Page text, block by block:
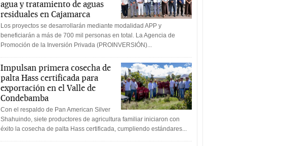
agua y tratamiento de aguas
residuales en Cajamarca
Los proyectos se desarrollarán mediante modalidad APP y
beneficiarán a más de 700 mil personas en total. La Agencia de
Promoción de la Inversión Privada (PROINVERSIÓN)...
Impulsan primera cosecha de
palta Hass certificada para
exportación en el Valle de
Condebamba
Con el respaldo de Pan American Silver
Shahuindo, siete productores de agricultura familiar iniciaron con
éxito la cosecha de palta Hass certificada, cumpliendo estándares...